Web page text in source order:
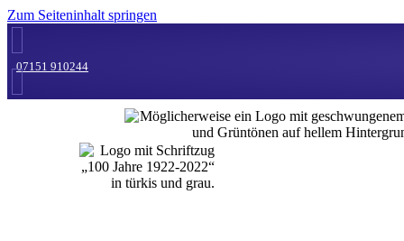
Zum Seiteninhalt springen
07151 910244